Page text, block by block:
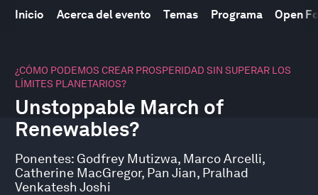
Inicio Acerca del evento Temas Programa Open
¿CÓMO PODEMOS CREAR PROSPERIDAD SIN SUPERAR LOS
LÍMITES PLANETARIOS?
Unstoppable March of
Renewables?
Ponentes: Godfrey Mutizwa, Marco Arcelli,
Catherine MacGregor, Pan Jian, Pralhad
Venkatesh Joshi
seconds
of
minutes,
10
seconds